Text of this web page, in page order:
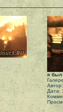
я был
Автор:
Дата: